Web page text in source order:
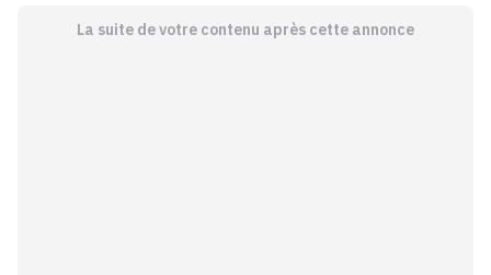
La suite de votre contenu après cette annonce